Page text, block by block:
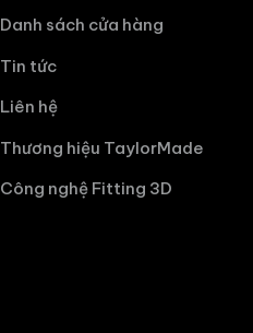
Danh sách cửa hàng
Tin tức
Liên hệ
Thương hiệu TaylorMade
Công nghệ Fitting 3D